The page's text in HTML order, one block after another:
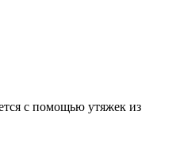
с помощью утяжек из